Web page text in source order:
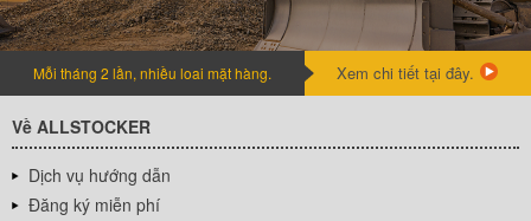
Mỗi tháng 2 lần, nhiều loai mặt hàng. Xem chi tiết tại đây.
Về ALLSTOCKER
Dịch vụ hướng dẫn
Đăng ký miễn phí